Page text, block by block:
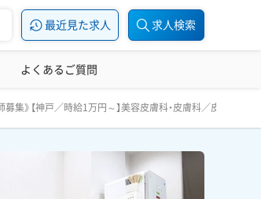
最近見た求人 求人検索
立ち記事 美容医療辞典
よくあるご質問
【神戸／時給1万円～】美容皮膚科・皮膚科／皮膚科医
／問診・レーザーなど／平日1日～、土